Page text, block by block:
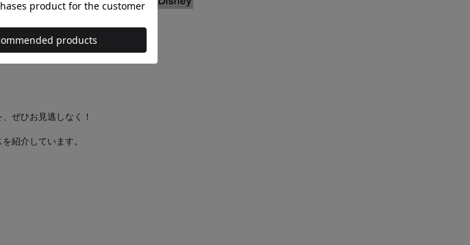
ぜひお見逃しなく！
紹介しています。